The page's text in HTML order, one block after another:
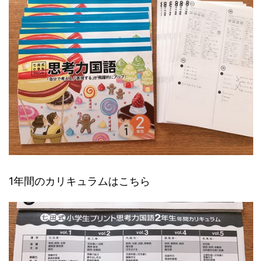
1年間のカリキュラムはこちら